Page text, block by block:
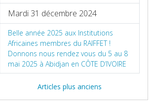
Mardi 31 décembre 2024
Belle année 2025 aux Institutions
Africaines membres du RAIFFET !
Donnons nous rendez vous du 5 au 8
mai 2025 à Abidjan en CÔTE D’IVOIRE
Articles plus anciens